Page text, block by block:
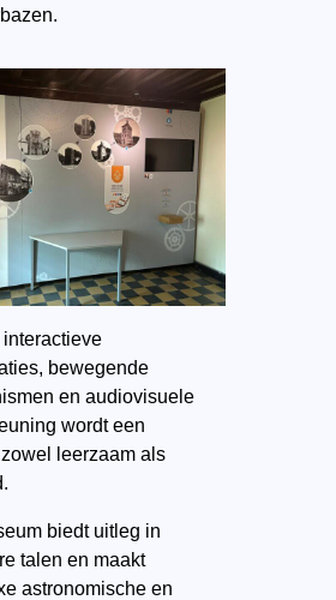
bewegende
en audiovisuele
wordt een
leerzaam als
biedt uitleg in
talen en maakt
astronomische en